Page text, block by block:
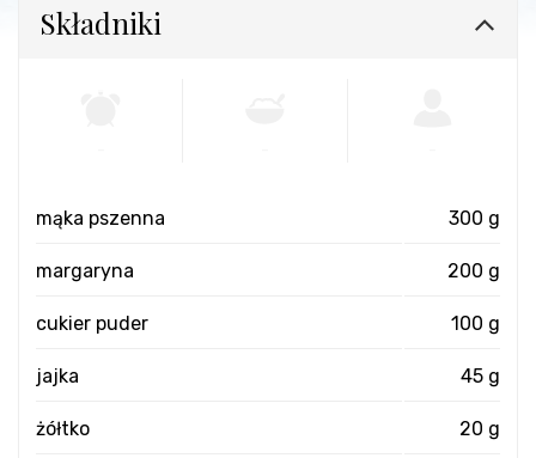
Składniki
mąka pszenna 300 g
margaryna 200 g
cukier puder 100 g
jajka 45 g
żółtko 20 g